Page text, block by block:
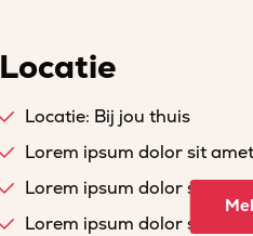
Locatie
Locatie: Bij jou thuis
Lorem ipsum dolor sit
Lorem ipsum dolor sit
Lorem ipsum dolor sit